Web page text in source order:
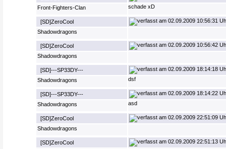
Front-Fighters-Clan
schade xD
[SD]ZeroCool 02.09.2009 10:56:31
Shadowdragons
[SD]ZeroCool 02.09.2009 10:56:42
Shadowdragons
[SD]---SP33DY--- 02.09.2009 18:14:18
Shadowdragons
dsf
[SD]---SP33DY--- 02.09.2009 18:14:22
Shadowdragons
asd
[SD]ZeroCool 02.09.2009 22:51:09
Shadowdragons
[SD]ZeroCool 02.09.2009 22:51:13